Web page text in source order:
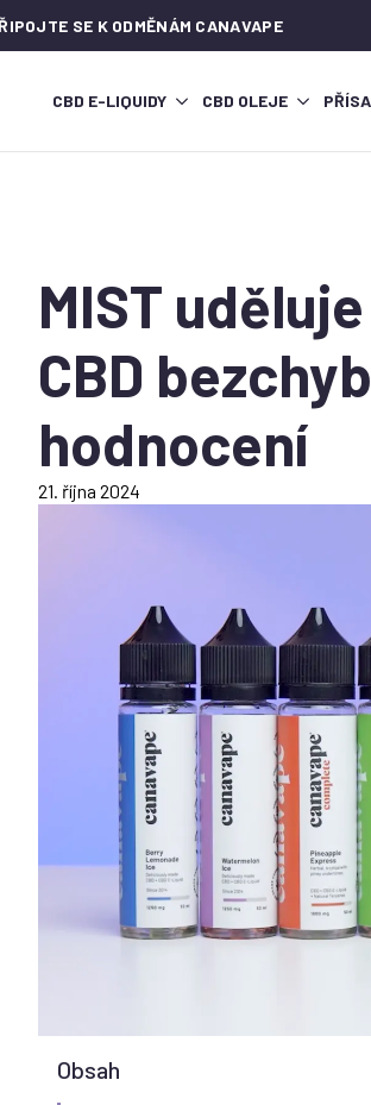
SE K ODMĚNÁM CANAVAPE
CBD E-LIQUIDY CBD OLEJE
MIST
CBD
hodnocení
21. října 2024
Obsah